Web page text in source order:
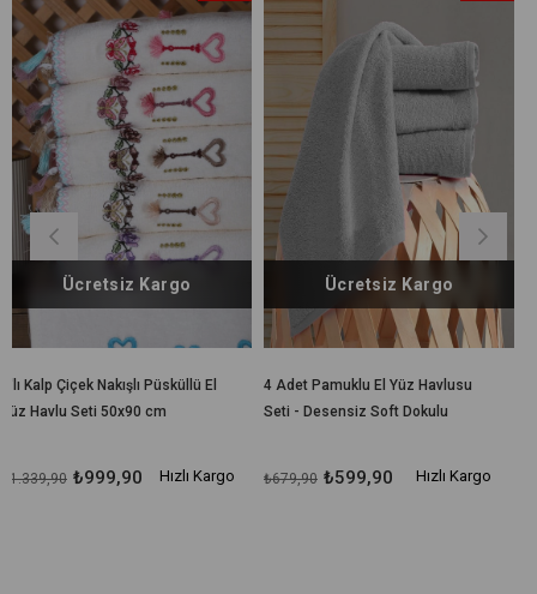
Püsküllü El
cm
İndirim
%25İndirim
Hızlı Kargo
4 Adet Pamuklu El Yüz Havlusu
Seti - Desensiz Soft Dokulu
₺599,90
₺679,90
İndirim
%12İndirim
Ücretsiz Kargo
Hızlı Kargo
4 Lü El Yüz Havlu Seti
Pamuklu 50x85 Cm
₺529,90
₺649,90
Ücretsiz